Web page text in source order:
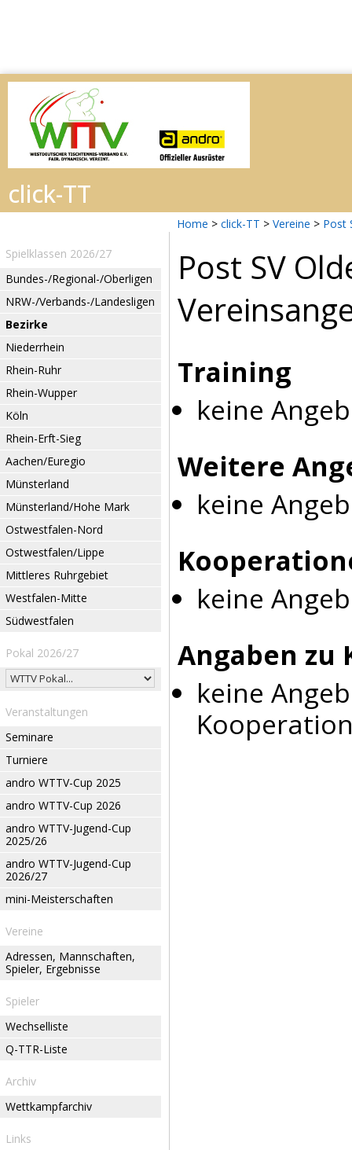
Home > click-TT > Vereine > Post
Spielklassen 2026/27
Bundes-/Regional-/Oberligen
NRW-/Verbands-/Landesligen
Bezirke
Niederrhein
Rhein-Ruhr
Rhein-Wupper
Köln
Rhein-Erft-Sieg
Aachen/Euregio
Münsterland
Münsterland/Hohe Mark
Ostwestfalen-Nord
Ostwestfalen/Lippe
Mittleres Ruhrgebiet
Westfalen-Mitte
Südwestfalen
Pokal 2026/27
Veranstaltungen
Seminare
Turniere
andro WTTV-Cup 2025
andro WTTV-Cup 2026
andro WTTV-Jugend-Cup
2025/26
andro WTTV-Jugend-Cup
2026/27
mini-Meisterschaften
Vereine
Adressen, Mannschaften,
Spieler, Ergebnisse
Spieler
Wechselliste
Q-TTR-Liste
Archiv
Wettkampfarchiv
Links
Post SV
Training
keine
Weitere
keine
keine
Angaben
keine